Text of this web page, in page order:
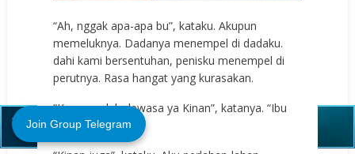
“Ah, nggak apa-apa bu”, kataku. Akupun
memeluknya. Dadanya menempel di dadaku.
dahi kami bersentuhan, penisku menempel di
perutnya. Rasa hangat yang kurasakan.
“Kamu sudah dewasa ya Kinan”, katanya. “Ibu
kangen sekali”
Join Group Telegram